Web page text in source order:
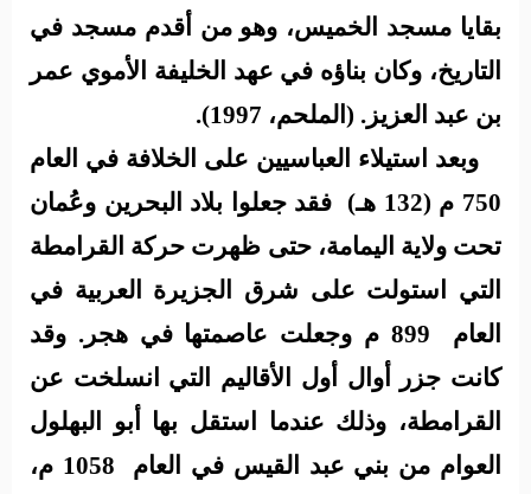
بقايا مسجد الخميس، وهو من أقدم مسجد في
التاريخ، وكان بناؤه في عهد الخليفة الأموي عمر
بن عبد العزيز . (الملحم، 1997).
وبعد استيلاء العباسيين على الخلافة في العام
750 م (132 هـ)
فقد جعلوا بلاد البحرين وعُمان
تحت ولاية اليمامة، حتى ظهرت حركة القرامطة
التي استولت على شرق الجزيرة العربية في
العام
899 م وجعلت عاصمتها في هجر. وقد
كانت جزر أوال أول الأقاليم التي انسلخت عن
القرامطة، وذلك عندما استقل بها أبو البهلول
العوام من بني عبد القيس في العام
1058 م،